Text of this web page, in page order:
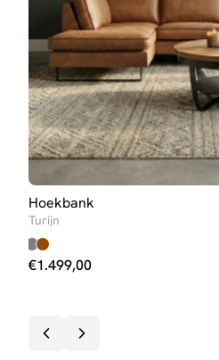
Hoekbank
Turijn
€1.499,00